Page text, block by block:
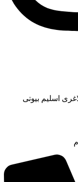
اسلیم بیوتی